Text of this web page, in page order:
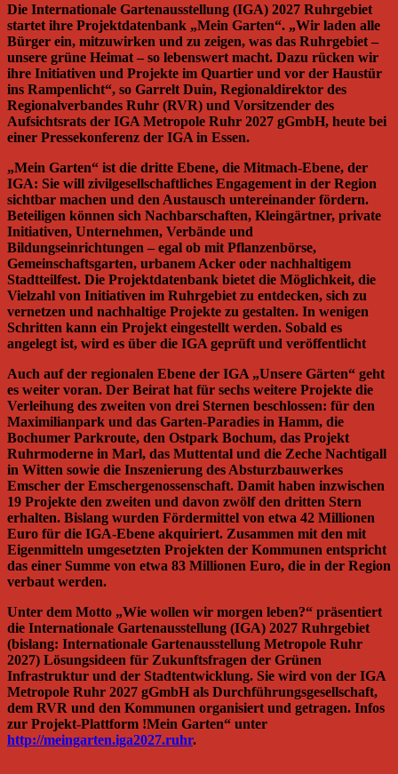
Die Internationale Gartenausstellung (IGA) 2027 Ruhrgebiet
startet ihre Projektdatenbank „Mein Garten“. „Wir laden alle
Bürger ein, mitzuwirken und zu zeigen, was das Ruhrgebiet –
unsere grüne Heimat – so lebenswert macht. Dazu rücken wir
ihre Initiativen und Projekte im Quartier und vor der Haustür
ins Rampenlicht“, so Garrelt Duin, Regionaldirektor des
Regionalverbandes Ruhr (RVR) und Vorsitzender des
Aufsichtsrats der IGA Metropole Ruhr 2027 gGmbH, heute bei
einer Pressekonferenz der IGA in Essen.
„Mein Garten“ ist die dritte Ebene, die Mitmach-Ebene, der
IGA: Sie will zivilgesellschaftliches Engagement in der Region
sichtbar machen und den Austausch untereinander fördern.
Beteiligen können sich Nachbarschaften, Kleingärtner, private
Initiativen, Unternehmen, Verbände und
Bildungseinrichtungen – egal ob mit Pflanzenbörse,
Gemeinschaftsgarten, urbanem Acker oder nachhaltigem
Stadtteilfest. Die Projektdatenbank bietet die Möglichkeit, die
Vielzahl von Initiativen im Ruhrgebiet zu entdecken, sich zu
vernetzen und nachhaltige Projekte zu gestalten. In wenigen
Schritten kann ein Projekt eingestellt werden. Sobald es
angelegt ist, wird es über die IGA geprüft und veröffentlicht
Auch auf der regionalen Ebene der IGA „Unsere Gärten“ geht
es weiter voran. Der Beirat hat für sechs weitere Projekte die
Verleihung des zweiten von drei Sternen beschlossen: für den
Maximilianpark und das Garten-Paradies in Hamm, die
Bochumer Parkroute, den Ostpark Bochum, das Projekt
Ruhrmoderne in Marl, das Muttental und die Zeche Nachtigall
in Witten sowie die Inszenierung des Absturzbauwerkes
Emscher der Emschergenossenschaft. Damit haben inzwischen
19 Projekte den zweiten und davon zwölf den dritten Stern
erhalten. Bislang wurden Fördermittel von etwa 42 Millionen
Euro für die IGA-Ebene akquiriert. Zusammen mit den mit
Eigenmitteln umgesetzten Projekten der Kommunen entspricht
das einer Summe von etwa 83 Millionen Euro, die in der Region
verbaut werden.
Unter dem Motto „Wie wollen wir morgen leben?“ präsentiert
die Internationale Gartenausstellung (IGA) 2027 Ruhrgebiet
(bislang: Internationale Gartenausstellung Metropole Ruhr
2027) Lösungsideen für Zukunftsfragen der Grünen
Infrastruktur und der Stadtentwicklung. Sie wird von der IGA
Metropole Ruhr 2027 gGmbH als Durchführungsgesellschaft,
dem RVR und den Kommunen organisiert und getragen. Infos
zur Projekt-Plattform !Mein Garten“ unter
http://meingarten.iga2027.ruhr.